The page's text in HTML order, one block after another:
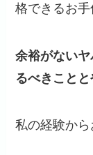
格できるお
余裕がない
るべきこと
私の経験から